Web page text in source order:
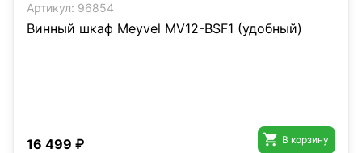
Артикул: 96854
Винный шкаф Meyvel MV12-BSF1 (удобный)
16 499 ₽  В корзину